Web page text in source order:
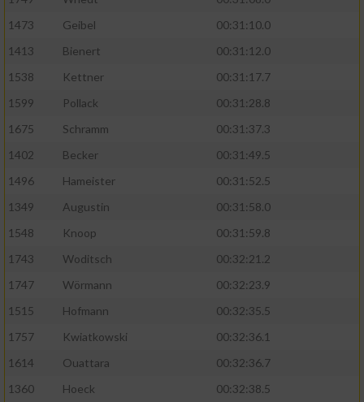
1473
Geibel
00:31:10.0
1413
Bienert
00:31:12.0
1538
Kettner
00:31:17.7
1599
Pollack
00:31:28.8
1675
Schramm
00:31:37.3
1402
Becker
00:31:49.5
1496
Hameister
00:31:52.5
1349
Augustin
00:31:58.0
1548
Knoop
00:31:59.8
1743
Woditsch
00:32:21.2
1747
Wörmann
00:32:23.9
1515
Hofmann
00:32:35.5
1757
Kwiatkowski
00:32:36.1
1614
Ouattara
00:32:36.7
1360
Hoeck
00:32:38.5